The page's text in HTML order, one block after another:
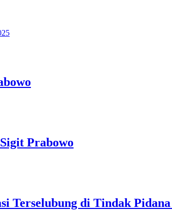
Prabowo
Terselubung di Tindak